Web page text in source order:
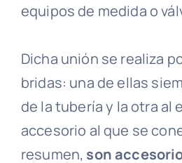
equipos de medida o
Dicha unión se realiza
bridas: una de ellas
de la tubería y la otra al
accesorio al que se
resumen, son